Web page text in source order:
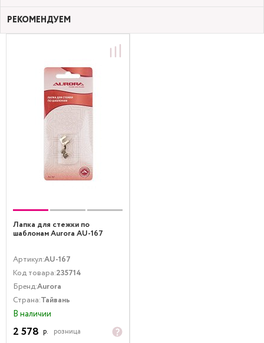
РЕКОМЕНДУЕМ
Лапка для стежки по
шаблонам Aurora AU-167
Артикул:AU-167
Код товара:235714
Бренд:Aurora
Страна:Тайвань
В наличии
2 578 р. розница